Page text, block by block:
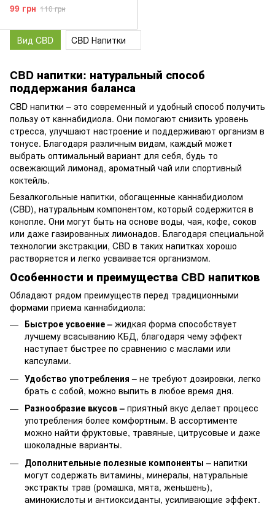
99 грн 110 грн
CBD напитки: натуральный способ
поддержания баланса
CBD напитки – это современный и удобный способ получить
пользу от каннабидиола. Они помогают снизить уровень
стресса, улучшают настроение и поддерживают организм в
тонусе. Благодаря различным видам, каждый может
выбрать оптимальный вариант для себя, будь то
освежающий лимонад, ароматный чай или спортивный
коктейль.
Безалкогольные напитки, обогащенные каннабидиолом
(CBD), натуральным компонентом, который содержится в
конопле. Они могут быть на основе воды, чая, кофе, соков
или даже газированных лимонадов. Благодаря специальной
технологии экстракции, CBD в таких напитках хорошо
растворяется и легко усваивается организмом.
Особенности и преимущества CBD напитков
Обладают рядом преимуществ перед традиционными
формами приема каннабидиола:
Быстрое усвоение – жидкая форма способствует
лучшему всасыванию КБД, благодаря чему эффект
наступает быстрее по сравнению с маслами или
капсулами.
Удобство употребления – не требуют дозировки, легко
брать с собой, можно выпить в любое время дня.
Разнообразие вкусов – приятный вкус делает процесс
употребления более комфортным. В ассортименте
можно найти фруктовые, травяные, цитрусовые и даже
шоколадные варианты.
Дополнительные полезные компоненты – напитки
могут содержать витамины, минералы, натуральные
экстракты трав (ромашка, мята, женьшень),
аминокислоты и антиоксиданты, усиливающие эффект.
Вид CBD CBD Напитки